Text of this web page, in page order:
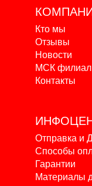
Кто мы
Отзывы
Новости
МСК филиал
Контакты
Отправка и
Способы
Гарантии
Материалы